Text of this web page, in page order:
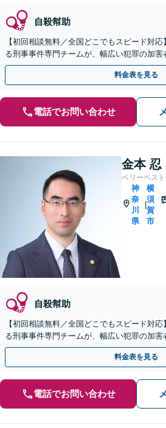
自殺幇助
【初回相談無料／全国どこでもスピード対
る刑事事件専門チームが、幅広い犯罪の加害
料金表を見る
電話でお問い合わせ
金本 忍
ベリーベス
神
奈
川
県
横
須
賀
市
自殺幇助
【初回相談無料／全国どこでもスピード対
る刑事事件専門チームが、幅広い犯罪の加害
料金表を見る
電話でお問い合わせ